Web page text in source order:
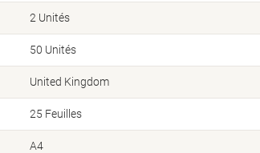
2 Unités
50 Unités
United Kingdom
25 Feuilles
A4